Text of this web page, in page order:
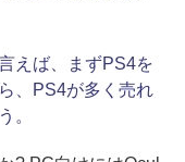
えば、まずPS4を
、PS4が多く売れ
。